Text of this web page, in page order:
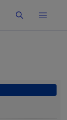
Buscar